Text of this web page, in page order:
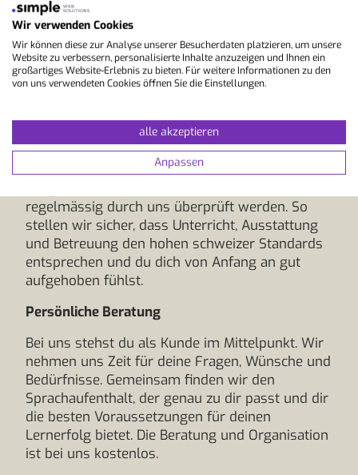
Novartis. Aber nicht nur Unternehmen setzen auf
uns, sondern auch zahlreiche Schweizer KV- und
Kantonsschulen. Viele dieser Schulen buchen
ihre Gruppen für einen Sprachaufenthalt jedes
Jahr über uns und profitieren von unserer
Hochwertige Sprachschulen
Wir arbeiten ausschliesslich mit sorgfältig
regelmässig durch uns überprüft werden. So
stellen wir sicher, dass Unterricht, Ausstattung
und Betreuung den hohen schweizer Standards
entsprechen und du dich von Anfang an gut
aufgehoben fühlst.
Persönliche Beratung
Bei uns stehst du als Kunde im Mittelpunkt. Wir
nehmen uns Zeit für deine Fragen, Wünsche und
Bedürfnisse. Gemeinsam finden wir den
Sprachaufenthalt, der genau zu dir passt und dir
die besten Voraussetzungen für deinen
Lernerfolg bietet. Die Beratung und Organisation
ist bei uns kostenlos.
Wir verwenden Cookies
Wir können diese zur Analyse unserer Besucherdaten platzieren, um unsere
Website zu verbessern, personalisierte Inhalte anzuzeigen und Ihnen ein
großartiges Website-Erlebnis zu bieten. Für weitere Informationen zu den
von uns verwendeten Cookies öffnen Sie die Einstellungen.
alle akzeptieren
Anpassen